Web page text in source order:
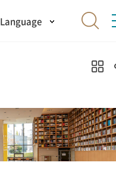
Language